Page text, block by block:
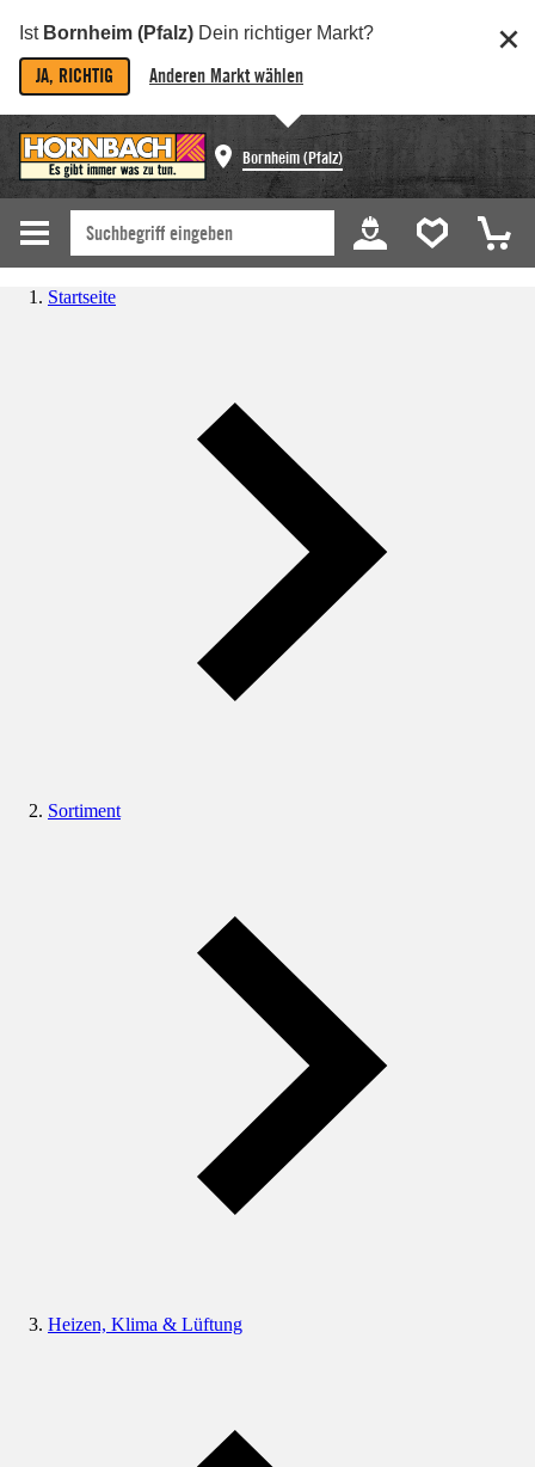
Ist Bornheim (Pfalz) Dein richtiger Markt?
JA, RICHTIG Anderen Markt wählen
Bornheim (Pfalz)
Startseite
Sortiment
Heizen, Klima & Lüftung